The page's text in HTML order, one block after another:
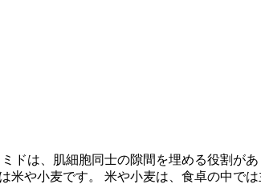
ドは、肌細胞同士の隙間を埋める役割が
や小麦です。 米や小麦は、食卓の中では